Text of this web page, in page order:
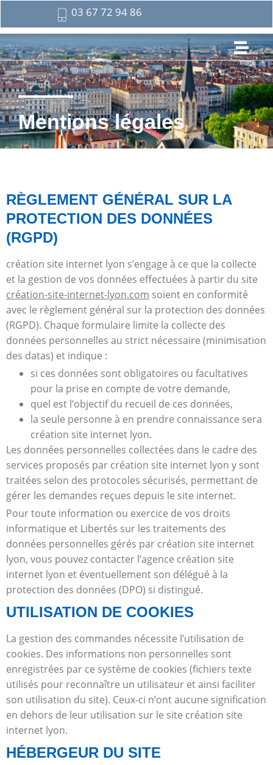
03 67 72 94 86
Mentions légales
RÈGLEMENT GÉNÉRAL SUR LA
PROTECTION DES DONNÉES
(RGPD)
création site internet lyon s’engage à ce que la collecte
et la gestion de vos données effectuées à partir du site
création-site-internet-lyon.com soient en conformité
avec le règlement général sur la protection des données
(RGPD). Chaque formulaire limite la collecte des
données personnelles au strict nécessaire (minimisation
des datas) et indique :
si ces données sont obligatoires ou facultatives
pour la prise en compte de votre demande,
quel est l’objectif du recueil de ces données,
la seule personne à en prendre connaissance sera
création site internet lyon.
Les données personnelles collectées dans le cadre des
services proposés par création site internet lyon y sont
traitées selon des protocoles sécurisés, permettant de
gérer les demandes reçues depuis le site internet.
Pour toute information ou exercice de vos droits
informatique et Libertés sur les traitements des
données personnelles gérés par création site internet
lyon, vous pouvez contacter l’agence création site
internet lyon et éventuellement son délégué à la
protection des données (DPO) si distingué.
UTILISATION DE COOKIES
La gestion des commandes nécessite l’utilisation de
cookies. Des informations non personnelles sont
enregistrées par ce système de cookies (fichiers texte
utilisés pour reconnaître un utilisateur et ainsi faciliter
son utilisation du site). Ceux-ci n’ont aucune signification
en dehors de leur utilisation sur le site création site
internet lyon.
HÉBERGEUR DU SITE